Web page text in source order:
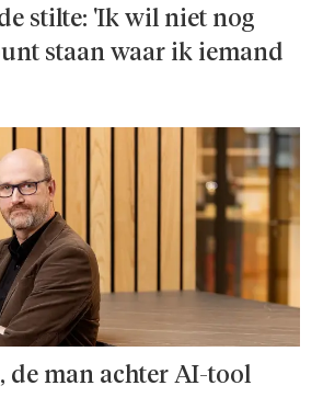
stilte: 'Ik wil niet nog
staan waar ik iemand
de man achter AI-tool